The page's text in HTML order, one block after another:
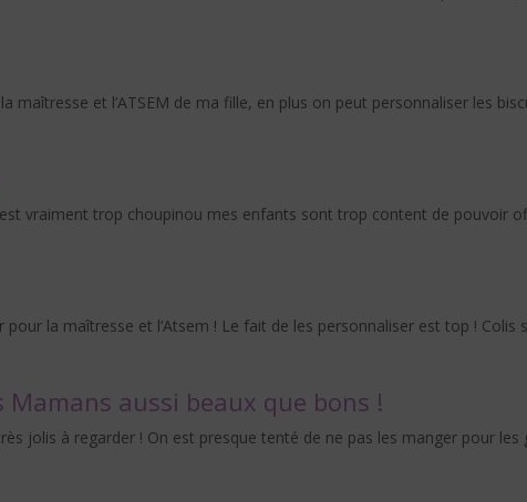
maîtresse et l’ATSEM de ma fille, en plus on peut personnaliser les
vraiment trop choupinou mes enfants sont trop content de pouvoir
pour la maîtresse et l’Atsem ! Le fait de les personnaliser est top !
Mamans aussi beaux que bons !
jolis à regarder ! On est presque tenté de ne pas les manger pour